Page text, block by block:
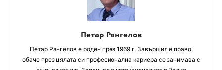
Петар Рангелов
Петaр Рангелов е роден през 1969 г. Завършил е право,
обаче през цялата си професионална кариера се занимава с